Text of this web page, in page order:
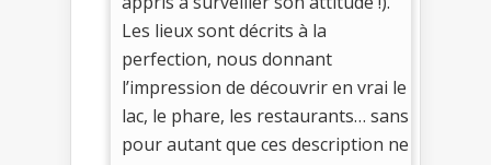
Les lieux sont décrits à la
perfection, nous donnant
l’impression de découvrir en vrai le
lac, le phare, les restaurants… sans
pour autant que ces description ne